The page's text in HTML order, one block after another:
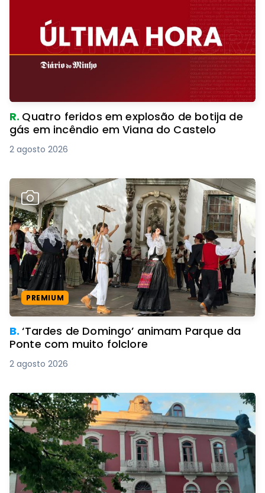
R. Quatro feridos em explosão de botija de
gás em incêndio em Viana do Castelo
2 agosto 2026
PREMIUM
B.‘Tardes de Domingo’ animam Parque da
Ponte com muito folclore
2 agosto 2026